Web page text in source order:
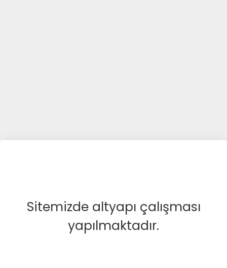
Sitemizde altyapı çalışması
yapılmaktadır.